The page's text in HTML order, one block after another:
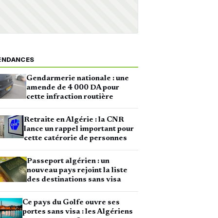
Gendarmerie nationale : une
amende de 4 000 DA pour
cette infraction routière
Retraite en Algérie : la CNR
lance un rappel important pour
cette catérorie de personnes
Passeport algérien : un
nouveau pays rejoint la liste
des destinations sans visa
Ce pays du Golfe ouvre ses
portes sans visa : les Algériens